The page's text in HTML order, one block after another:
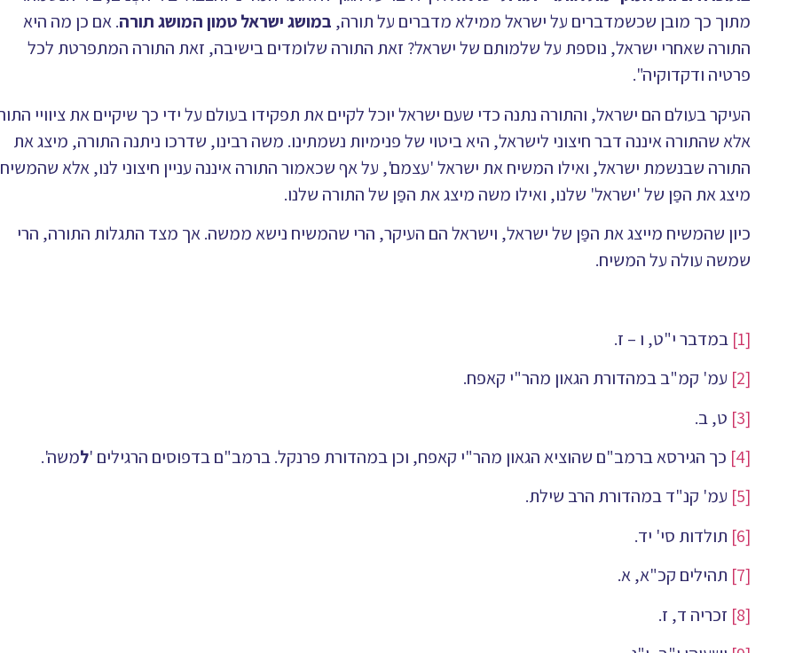
מתוך כך מובן שכשמדברים על ישראל ממילא מדברים על תורה, במושג ישראל טמון המושג תורה. אם כן מה היא
התורה שאחרי ישראל, נוספת על שלמותם של ישראל? זאת התורה שלומדים בישיבה, זאת התורה המתפרטת לכל
פרטיה ודקדוקיה".
העיקר בעולם הם ישראל, והתורה נתנה כדי שעם ישראל יוכל לקיים את תפקידו בעולם על ידי כך שיקיים את ציוויי
אלא שהתורה איננה דבר חיצוני לישראל, היא ביטוי של פנימיות נשמתינו. משה רבינו, שדרכו ניתנה התורה, מיצג את
התורה שבנשמת ישראל, ואילו המשיח את ישראל 'עצמם', על אף שכאמור התורה איננה עניין חיצוני לנו, אלא שהמשיח
מיצג את הפַּן של 'ישראל' שלנו, ואילו משה מיצג את הפַּן של התורה שלנו.
כיון שהמשיח מייצג את הפַּן של ישראל, וישראל הם העיקר, הרי שהמשיח נישא ממשה. אך מצד התגלות התורה, הרי
שמשה עולה על המשיח.
[1]
במדבר י"ט, ו – ז.
[2]
עמ' קמ"ב במהדורת הגאון מהר"י קאפח.
[3]
ט, ב.
[4]
כך הגירסא ברמב"ם שהוציא הגאון מהר"י קאפח, וכן במהדורת פרנקל. ברמב"ם בדפוסים הרגילים 'למשה'.
[5]
עמ' קנ"ד במהדורת הרב שילת.
[6]
תולדות סי' יד.
[7]
תהילים קכ"א, א.
[8]
זכריה ד, ז.